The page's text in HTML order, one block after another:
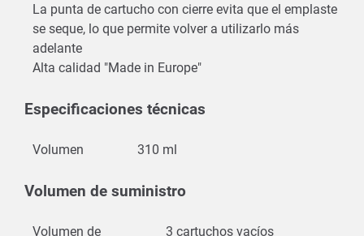
La punta de cartucho con cierre evita que el emplaste
se seque, lo que permite volver a utilizarlo más
adelante
Alta calidad "Made in Europe"
Especificaciones técnicas
Volumen 310 ml
Volumen de suministro
Volumen de
3 cartuchos vacíos